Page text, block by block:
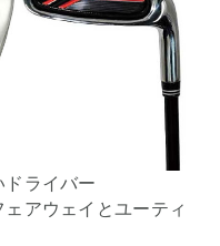
ライバー
アウェイとユーティ